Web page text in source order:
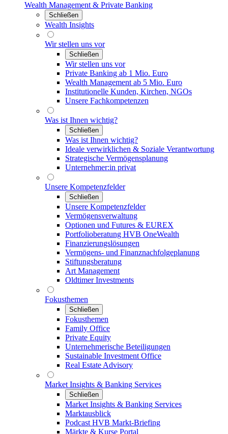
Wealth Management & Private Banking
Schließen
Wealth Insights
Wir stellen uns vor
Schließen
Wir stellen uns vor
Private Banking ab 1 Mio. Euro
Wealth Management ab 5 Mio. Euro
Institutionelle Kunden, Kirchen, NGOs
Unsere Fachkompetenzen
Was ist Ihnen wichtig?
Schließen
Was ist Ihnen wichtig?
Ideale verwirklichen & Soziale Verantwortung
Strategische Vermögensplanung
Unternehmer:in privat
Unsere Kompetenzfelder
Schließen
Unsere Kompetenzfelder
Vermögensverwaltung
Optionen und Futures & EUREX
Portfolioberatung HVB OneWealth
Finanzierungslösungen
Vermögens- und Finanznachfolgeplanung
Stiftungsberatung
Art Management
Oldtimer Investments
Fokusthemen
Schließen
Fokusthemen
Family Office
Private Equity
Unternehmerische Beteiligungen
Sustainable Investment Office
Real Estate Advisory
Market Insights & Banking Services
Schließen
Market Insights & Banking Services
Marktausblick
Podcast HVB Markt-Briefing
Märkte & Kurse Portal